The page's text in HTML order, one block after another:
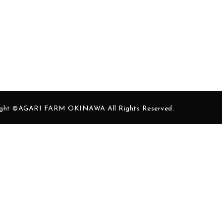
©AGARI FARM OKINAWA All Rights Reserved.